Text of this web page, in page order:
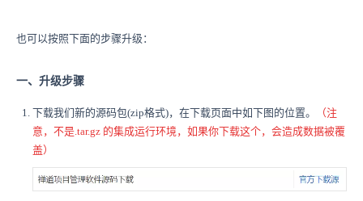
也可以按照下面的步骤升级：
一、升级步骤
下载我们新的源码包(zip格式)，在下载页面中如下图的位置。
（注
意，不是.tar.gz 的集成运行环境，如果你下载这个，会造成数据被覆
盖）